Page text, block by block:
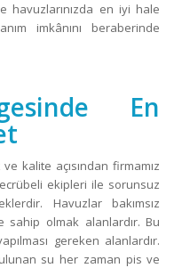
havuzlarınızda en iyi hale
imkânını beraberinde
En
kalite açısından firmamız
ekipleri ile sorunsuz
Havuzlar bakımsız
sahip olmak alanlardır. Bu
gereken alanlardır.
su her zaman pis ve